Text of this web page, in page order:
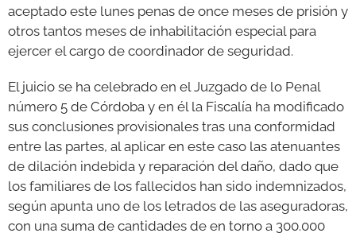
aceptado este lunes penas de once meses de prisión y
otros tantos meses de inhabilitación especial para
ejercer el cargo de coordinador de seguridad.
El juicio se ha celebrado en el Juzgado de lo Penal
número 5 de Córdoba y en él la Fiscalía ha modificado
sus conclusiones provisionales tras una conformidad
entre las partes, al aplicar en este caso las atenuantes
de dilación indebida y reparación del daño, dado que
los familiares de los fallecidos han sido indemnizados,
según apunta uno de los letrados de las aseguradoras,
con una suma de cantidades de en torno a 300.000